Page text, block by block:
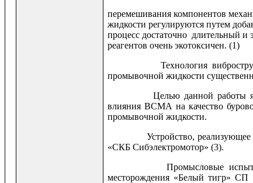
перемешивания компонентов
жидкости регулируются путем
процесс достаточно длительный и
реагентов очень экотоксичен. (1)
Технология
промывочной жидкости
Целью данной работы
влияния ВСМА на качество
промывочной жидкости.
Устройство, реализующее
«СКБ Сибэлектромотор» (3).
Промысловые испытания
месторождения